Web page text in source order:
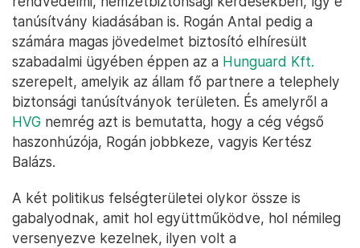
tanúsítvány kiadásában is. Rogán Antal pedig a
számára magas jövedelmet biztosító elhíresült
szabadalmi ügyében éppen az a Hunguard Kft.
szerepelt, amelyik az állam fő partnere a telephely
biztonsági tanúsítványok területen. És amelyről a
HVG nemrég azt is bemutatta, hogy a cég végső
haszonhúzója, Rogán jobbkeze, vagyis Kertész
Balázs.
A két politikus felségterületei olykor össze is
gabalyodnak, amit hol együttműködve, hol némileg
versenyezve kezelnek, ilyen volt a